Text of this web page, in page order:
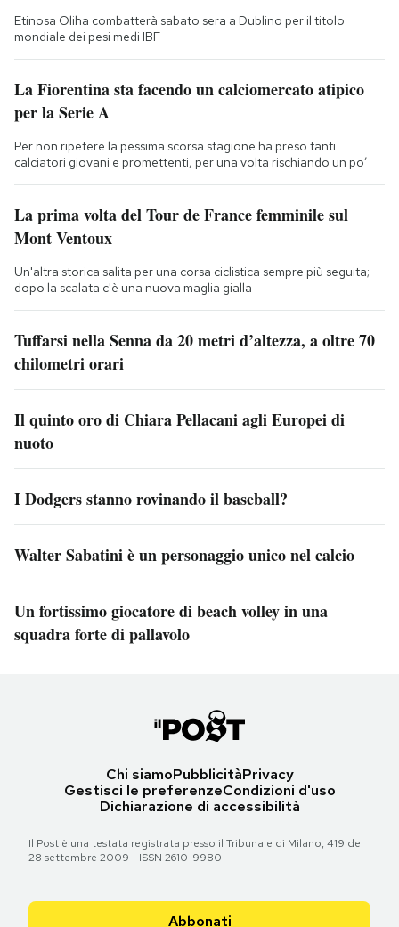
Etinosa Oliha combatterà sabato sera a Dublino per il titolo
mondiale dei pesi medi IBF
La Fiorentina sta facendo un calciomercato atipico
per la Serie A
Per non ripetere la pessima scorsa stagione ha preso tanti
calciatori giovani e promettenti, per una volta rischiando un po’
La prima volta del Tour de France femminile sul
Mont Ventoux
Un'altra storica salita per una corsa ciclistica sempre più seguita;
dopo la scalata c'è una nuova maglia gialla
Tuffarsi nella Senna da 20 metri d’altezza, a oltre 70
chilometri orari
Il quinto oro di Chiara Pellacani agli Europei di
nuoto
I Dodgers stanno rovinando il baseball?
Walter Sabatini è un personaggio unico nel calcio
Un fortissimo giocatore di beach volley in una
squadra forte di pallavolo
Chi siamoPubblicitàPrivacy
Gestisci le preferenzeCondizioni d'uso
Dichiarazione di accessibilità
Il Post è una testata registrata presso il Tribunale di Milano, 419 del
28 settembre 2009 - ISSN 2610-9980
Abbonati